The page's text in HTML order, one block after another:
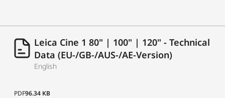
Leica Cine 1 80" | 100" | 120" - Technical
Data (EU-/GB-/AUS-/AE-Version)
English
PDF96.34 KB